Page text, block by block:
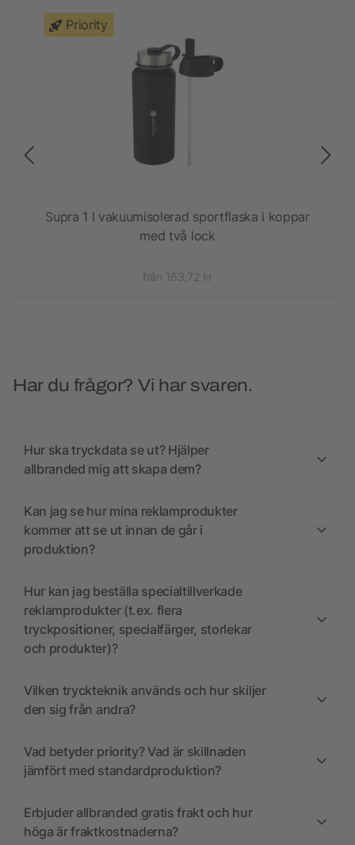
Priority
Supra 1 l vakuumisolerad sportflaska i koppar
med två lock
från 163,72 kr
Har du frågor? Vi har svaren.
Hur ska tryckdata se ut? Hjälper
allbranded mig att skapa dem?
Kan jag se hur mina reklamprodukter
kommer att se ut innan de går i
produktion?
Hur kan jag beställa specialtillverkade
reklamprodukter (t.ex. flera
tryckpositioner, specialfärger, storlekar
och produkter)?
Vilken tryckteknik används och hur skiljer
den sig från andra?
Vad betyder priority? Vad är skillnaden
jämfört med standardproduktion?
Erbjuder allbranded gratis frakt och hur
höga är fraktkostnaderna?